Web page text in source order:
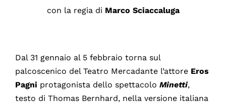
con la regia di Marco Sciaccaluga
Dal 31 gennaio al 5 febbraio torna sul
palcoscenico del Teatro Mercadante l’attore Eros
Pagni protagonista dello spettacolo Minetti,
testo di Thomas Bernhard, nella versione italiana